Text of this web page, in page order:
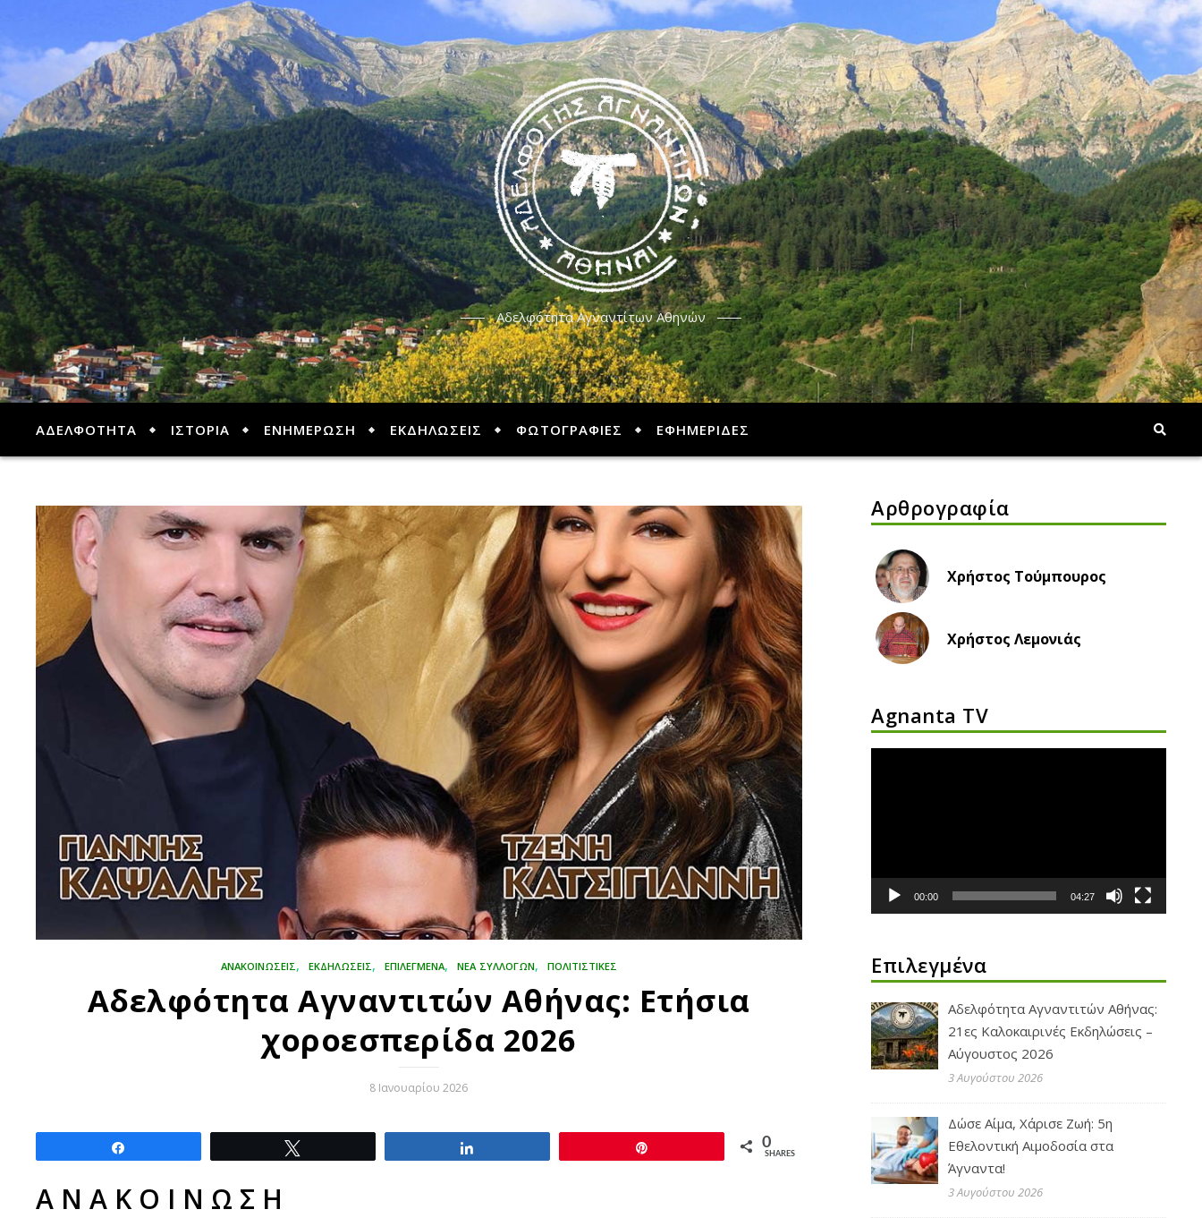
Αδελφότητα Αγναντίτων Αθηνών
ΑΔΕΛΦΟΤΗΤΑ ΙΣΤΟΡΙΑ ΕΝΗΜΕΡΩΣΗ ΕΚΔΗΛΩΣΕΙΣ ΦΩΤΟΓΡΑΦΙΕΣ ΕΦΗΜΕΡΙΔΕΣ
ΑΝΑΚΟΙΝΩΣΕΙΣ, ΕΚΔΗΛΏΣΕΙΣ, ΕΠΙΛΕΓΜΈΝΑ, ΝΕΑ ΣΥΛΛΟΓΩΝ, ΠΟΛΙΤΙΣΤΙΚΈΣ
Αδελφότητα Αγναντιτών Αθήνας: Ετήσια
χοροεσπερίδα 2026
8 Ιανουαρίου 2026
0
SHARES
Α Ν Α Κ Ο Ι Ν Ω Σ Η
Αρθρογραφία
Χρήστος Τούμπουρος
Χρήστος Λεμονιάς
Agnanta TV
00:00 04:27
Επιλεγμένα
Αδελφότητα Αγναντιτών Αθήνας:
21ες Καλοκαιρινές Εκδηλώσεις –
Αύγουστος 2026
3 Αυγούστου 2026
Δώσε Αίμα, Χάρισε Ζωή: 5η
Εθελοντική Αιμοδοσία στα
Άγναντα!
3 Αυγούστου 2026